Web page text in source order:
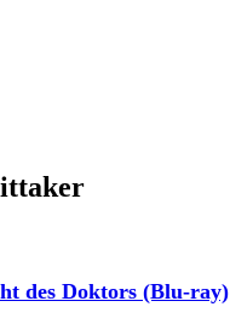
des Doktors (Blu-ray)